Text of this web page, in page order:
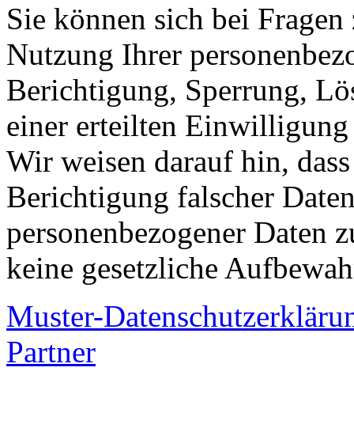
Sie können sich bei
Nutzung Ihrer
Berichtigung, Sperrung,
einer erteilten
Wir weisen darauf hin,
Berichtigung falscher
personenbezogener Daten
keine gesetzliche
Muster-
Partner